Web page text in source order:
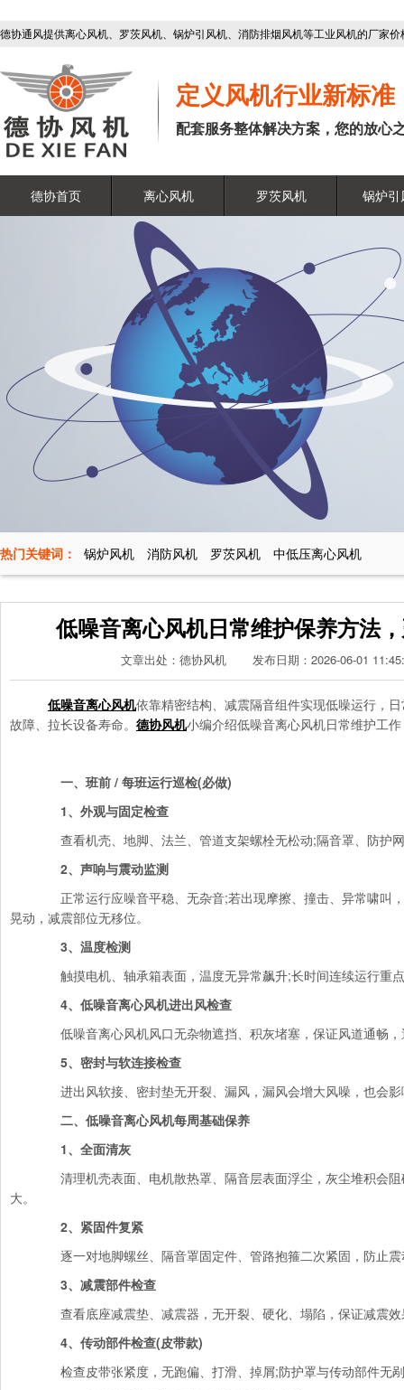
德协通风提供离心风机、罗茨风机、锅炉引风机、消防排烟风机等工业风机的厂家
定义风机行业新标准
配套服务整体解决方案，您的放心
德协首页 离心风机 罗茨风机 锅炉
热门关键词： 锅炉风机 消防风机 罗茨风机 中低压离心风机
低噪音离心风机日常维护保养方法
文章出处：德协风机 发布日期：2026-06-01
低噪音离心风机依靠精密结构、减震隔音组件实现低噪运行，
故障、拉长设备寿命。 德协风机小编介绍低噪音离心风机日常维护工
一、班前 / 每班运行巡检(必做)
1、外观与固定检查
查看机壳、地脚、法兰、管道支架螺栓无松动;隔音罩、防护
2、声响与震动监测
正常运行应噪音平稳、无杂音;若出现摩擦、撞击、异常啸叫
晃动，减震部位无移位。
3、温度检测
触摸电机、轴承箱表面，温度无异常飙升;长时间连续运行重
4、低噪音离心风机进出风检查
低噪音离心风机风口无杂物遮挡、积灰堵塞，保证风道通畅，
5、密封与软连接检查
进出风软接、密封垫无开裂、漏风，漏风会增大风噪，也会影
二、低噪音离心风机每周基础保养
1、全面清灰
清理机壳表面、电机散热罩、隔音层表面浮尘，灰尘堆积会阻
大。
2、紧固件复紧
逐一对地脚螺丝、隔音罩固定件、管路抱箍二次紧固，防止震
3、减震部件检查
查看底座减震垫、减震器，无开裂、硬化、塌陷，保证减震效
4、传动部件检查(皮带款)
检查皮带张紧度，无跑偏、打滑、掉屑;防护罩与传动部件无